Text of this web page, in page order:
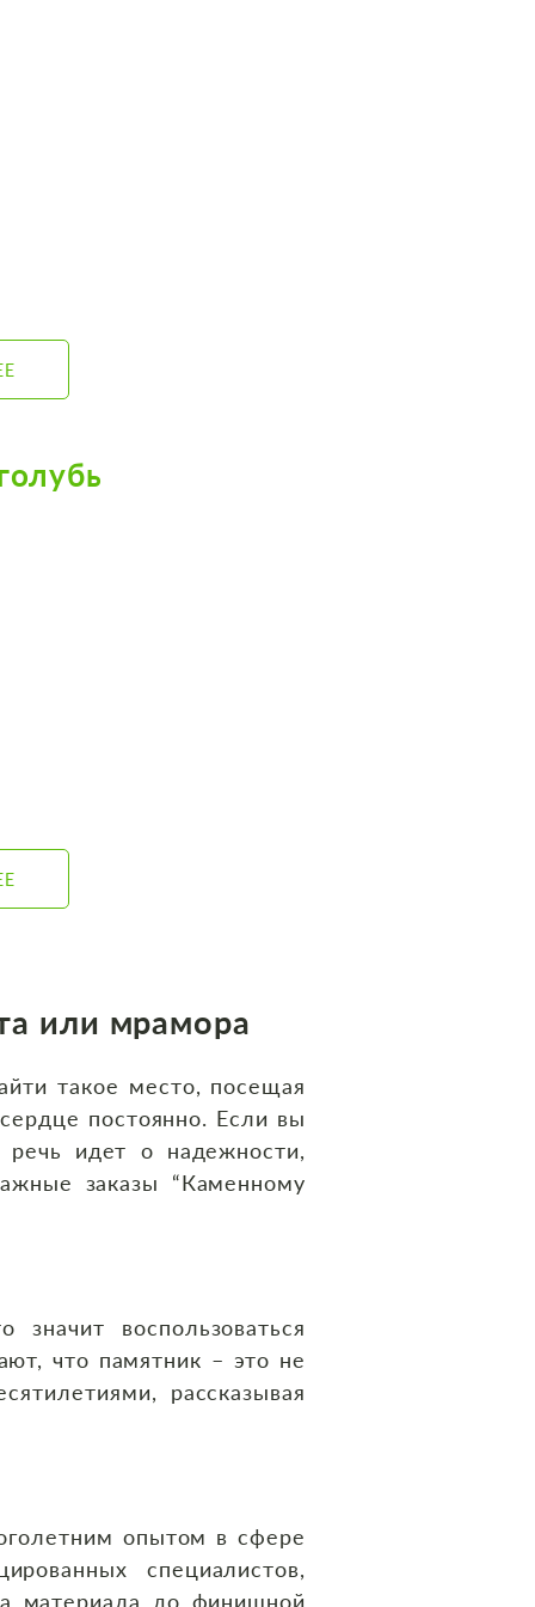
или мрамора
такое место, посещая
постоянно. Если вы
идет о надежности,
заказы “Каменному
воспользоваться
что памятник – это не
рассказывая
опытом в сфере
специалистов,
материала до финишной